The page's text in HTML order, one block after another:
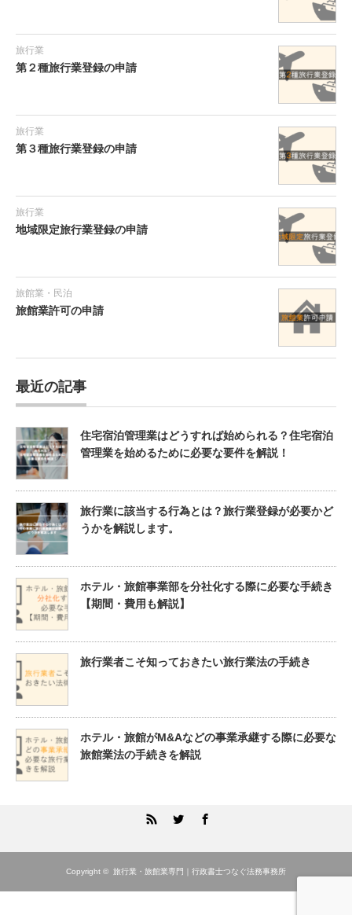
旅行業
第２種旅行業登録の申請
旅行業
第３種旅行業登録の申請
旅行業
地域限定旅行業登録の申請
旅館業・民泊
旅館業許可の申請
最近の記事
住宅宿泊管理業はどうすれば始められる？住宅宿泊
管理業を始めるために必要な要件を解説！
旅行業に該当する行為とは？旅行業登録が必要かど
うかを解説します。
ホテル・旅館事業部を分社化する際に必要な手続き
【期間・費用も解説】
旅行業者こそ知っておきたい旅行業法の手続き
ホテル・旅館がM&Aなどの事業承継する際に必要な
旅館業法の手続きを解説
Facebook
Copyright © 旅行業・旅館業専門｜行政書士つなぐ法務事務所